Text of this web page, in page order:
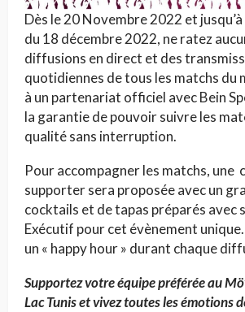
Dès le 20 Novembre 2022 et
du 18 décembre 2022, ne ratez
diffusions en direct et des
quotidiennes de tous les matchs du
à un partenariat officiel avec Bein
la garantie de pouvoir suivre les
qualité sans interruption.
Pour accompagner les matchs, une
supporter sera proposée avec un
cocktails et de tapas préparés avec
Exécutif pour cet évènement
un « happy hour » durant chaque
Supportez votre équipe préférée au
Lac Tunis et vivez toutes les émotions